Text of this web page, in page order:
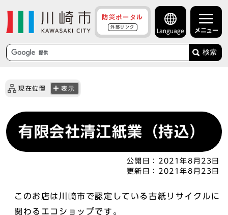
防災ポータル
外部リンク
Language メニュー
検索
現在位置 表示
有限会社清江紙業（持込）
公開日： 2021年8月23日
更新日： 2021年8月23日
このお店は川崎市で認定している古紙リサイクルに
関わるエコショップです。